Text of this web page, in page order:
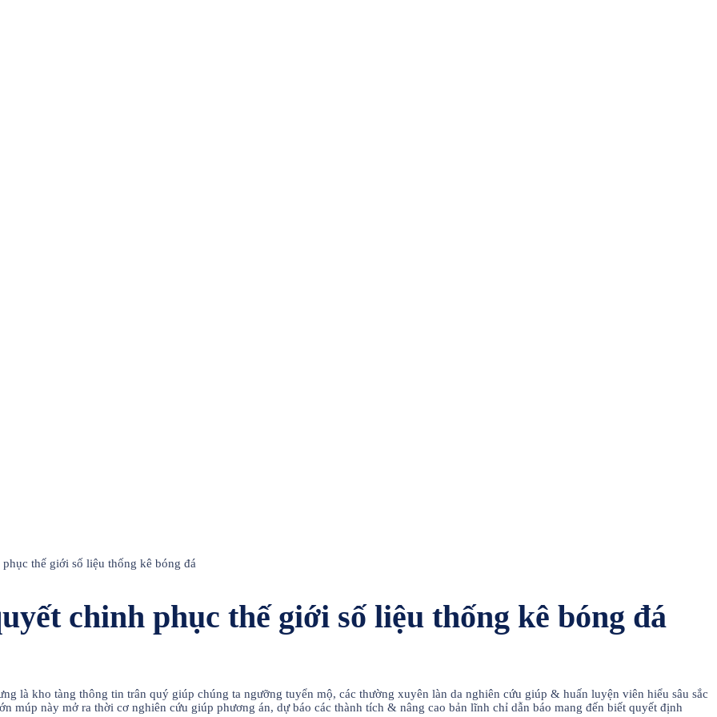
thế giới số liệu thống kê bóng đá
chinh phục thế giới số liệu thống kê bóng đá
là kho tàng thông tin trân quý giúp chúng ta ngưỡng tuyển mộ, các thường xuyên làn da nghiên cứu giúp & huấn luyện viên hiểu sâu sắc
múp này mở ra thời cơ nghiên cứu giúp phương án, dự báo các thành tích & nâng cao bản lĩnh chỉ dẫn báo mang đến biết quyết định